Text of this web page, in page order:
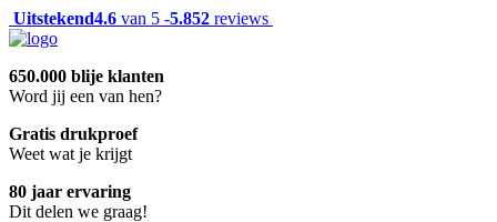
Uitstekend4.6 van 5 -5.852 reviews
650.000 blije klanten
Word jij een van hen?
Gratis drukproef
Weet wat je krijgt
80 jaar ervaring
Dit delen we graag!